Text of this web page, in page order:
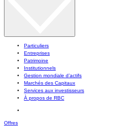
Particuliers
Entreprises
Patrimoine
Institutionnels
Gestion mondiale d’actifs
Marchés des Capitaux
Services aux investisseurs
À propos de RBC
Offres